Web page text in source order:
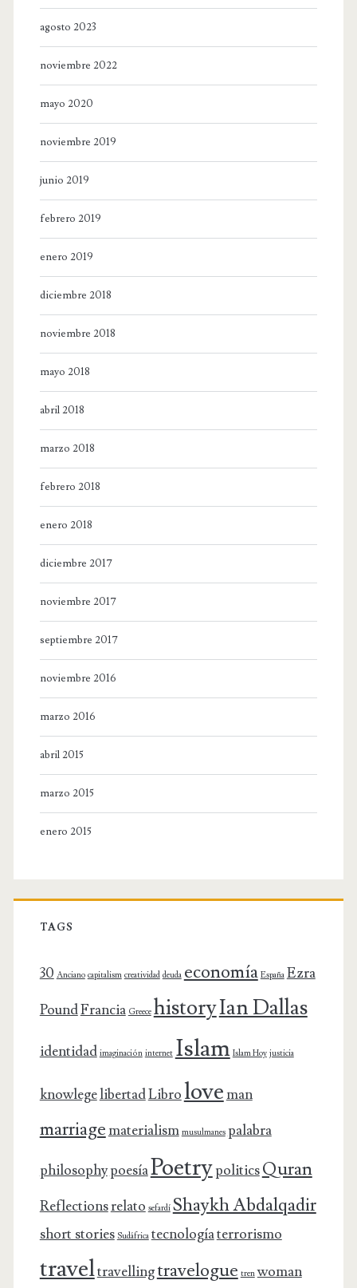
agosto 2023
noviembre 2022
mayo 2020
noviembre 2019
junio 2019
febrero 2019
enero 2019
diciembre 2018
noviembre 2018
mayo 2018
abril 2018
marzo 2018
febrero 2018
enero 2018
diciembre 2017
noviembre 2017
septiembre 2017
noviembre 2016
marzo 2016
abril 2015
marzo 2015
enero 2015
TAGS
30 Anciano capitalism creatividad deuda economía España Ezra
PoundFrancia Greece historyIan Dallas
identidad imaginación internet Islam Islam Hoy justicia
knowlegelibertadLibrolove man
marriage materialism musulmanes palabra
philosophypoesíaPoetrypoliticsQuran
Reflectionsrelato sefardí Shaykh Abdalqadir
short stories Sudáfrica tecnologíaterrorismo
traveltravellingtravelogue tren woman